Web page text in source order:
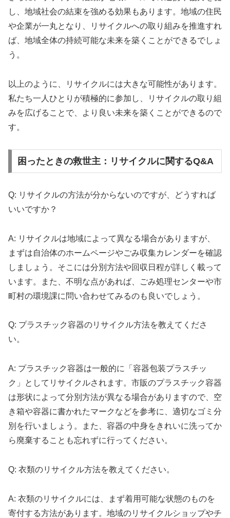
し、地域社会の結束を強める効果もあります。地域の住民
や企業が一丸となり、リサイクルへの取り組みを推進すれ
ば、地域全体の持続可能な未来を築くことができるでしょ
う。
以上のように、リサイクルには大きな可能性があります。
私たち一人ひとりが積極的に参加し、リサイクルの取り組
みを広げることで、より良い未来を築くことができるので
す。
困ったときの救世主：リサイクルに関するQ&A
Q: リサイクルの方法が分からないのですが、どうすれば
いいですか？
A: リサイクルは地域によって異なる場合がありますが、
まずは自治体のホームページやごみ収集カレンダーを確認
しましょう。そこには分別方法や回収日程が詳しく載って
います。また、不明な点があれば、ごみ処理センターや市
町村の環境課に問い合わせてみるのも良いでしょう。
Q: プラスチック容器のリサイクル方法を教えてくださ
い。
A: プラスチック容器は一般的に「容器包装プラスチッ
ク」としてリサイクルされます。市販のプラスチック容器
は形状によって分別方法が異なる場合がありますので、空
き箱や容器に書かれたマークなどを参考に、適切なゴミ分
別を行いましょう。また、容器の中身をきれいに洗ってか
ら廃棄することも忘れずに行ってください。
Q: 衣類のリサイクル方法を教えてください。
A: 衣類のリサイクルには、まず着用可能な状態のものを
寄付する方法があります。地域のリサイクルショップやチ